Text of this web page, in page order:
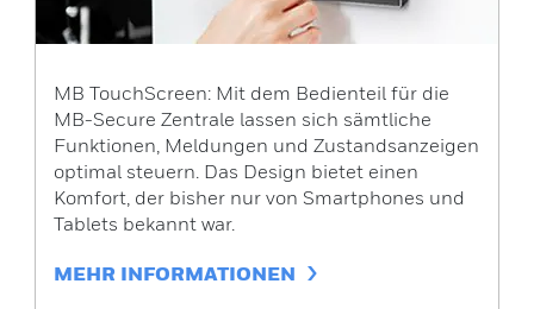
MB TouchScreen: Mit dem Bedienteil für die
MB-Secure Zentrale lassen sich sämtliche
Funktionen, Meldungen und Zustandsanzeigen
optimal steuern. Das Design bietet einen
Komfort, der bisher nur von Smartphones und
Tablets bekannt war.
MEHR INFORMATIONEN